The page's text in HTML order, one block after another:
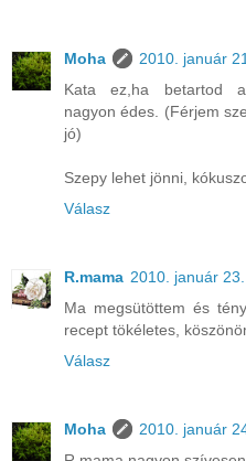
Moha
2010. január
Kata ez,ha betartod a
nagyon édes. (Férjem
jó)
Szepy lehet jönni,
Válasz
R.mama 2010. január
Ma megsütöttem és
recept tökéletes,
Válasz
Moha
2010. január